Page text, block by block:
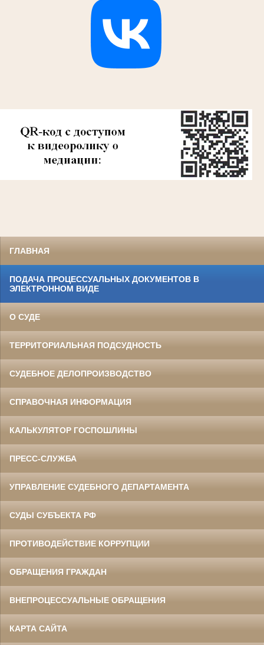
ГЛАВНАЯ
ПОДАЧА ПРОЦЕССУАЛЬНЫХ ДОКУМЕНТОВ В
ЭЛЕКТРОННОМ ВИДЕ
О СУДЕ
ТЕРРИТОРИАЛЬНАЯ ПОДСУДНОСТЬ
СУДЕБНОЕ ДЕЛОПРОИЗВОДСТВО
СПРАВОЧНАЯ ИНФОРМАЦИЯ
КАЛЬКУЛЯТОР ГОСПОШЛИНЫ
ПРЕСС-СЛУЖБА
УПРАВЛЕНИЕ СУДЕБНОГО ДЕПАРТАМЕНТА
СУДЫ СУБЪЕКТА РФ
ПРОТИВОДЕЙСТВИЕ КОРРУПЦИИ
ОБРАЩЕНИЯ ГРАЖДАН
ВНЕПРОЦЕССУАЛЬНЫЕ ОБРАЩЕНИЯ
КАРТА САЙТА